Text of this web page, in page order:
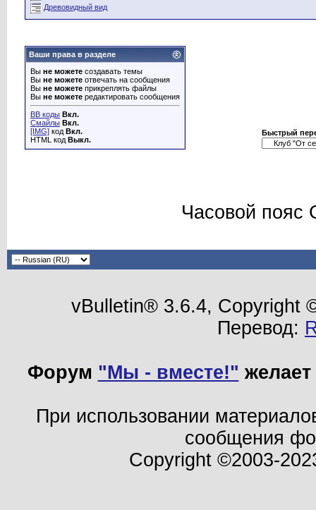
Древовидный вид
Ваши права в разделе
Вы не можете создавать темы
Вы не можете отвечать на сообщения
Вы не можете прикреплять файлы
Вы не можете редактировать сообщения
BB коды Вкл.
Смайлы Вкл.
[IMG] код Вкл.
HTML код Выкл.
Быстрый
Часовой пояс
vBulletin® 3.6.4, Copyright
Перевод:
Форум "Мы - вместе!"
При использовании
сообщения
Copyright ©2003-